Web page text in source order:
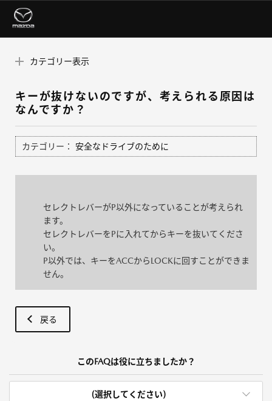
カテゴリー表示
キーが抜けないのですが、考えられる原因は
なんですか？
カテゴリー： 安全なドライブのために
セレクトレバーがP以外になっていることが考えられ
ます。
セレクトレバーをPに入れてからキーを抜いてくださ
い。
P以外では、キーをACCからLOCKに回すことができま
せん。
戻る
このFAQは役に立ちましたか？
(選択してください)